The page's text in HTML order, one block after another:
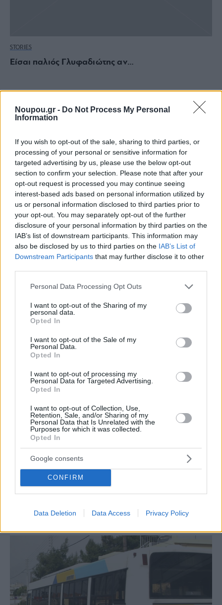
Noupou.gr - Do Not Process My Personal
Information
If you wish to opt-out of the sale, sharing to third parties, or
processing of your personal or sensitive information for
targeted advertising by us, please use the below opt-out
section to confirm your selection. Please note that after your
opt-out request is processed you may continue seeing
interest-based ads based on personal information utilized by
us or personal information disclosed to third parties prior to
your opt-out. You may separately opt-out of the further
disclosure of your personal information by third parties on the
IAB’s list of downstream participants. This information may
also be disclosed by us to third parties on the IAB’s List of
Downstream Participants that may further disclose it to other
Please note that this website/app uses one or more Google
not limited to your visit or usage behaviour. You may click to
grant or deny consent to Google and its third-party tags to
use your data for below specified purposes in below Google
consent section.
Personal Data Processing Opt Outs
I want to opt-out of the Sharing of my
personal data.
Opted In
I want to opt-out of the Sale of my
Personal Data.
Opted In
I want to opt-out of processing my
Personal Data for Targeted Advertising.
Opted In
I want to opt-out of Collection, Use,
Retention, Sale, and/or Sharing of my
Personal Data that Is Unrelated with the
Purposes for which it was collected.
Opted In
Google consents
CONFIRM
Data Deletion Data Access Privacy Policy
STORIES
Είσαι παλιός Γλυφαδιώτης αν…
FOOD & DRINK
Στάση στον “Λαβίδα”: το κοινό μυστικό των
Γλυφαδιωτών
Τι να τρέξεις να δεις στο σινεμά αυτή την εβδομάδα